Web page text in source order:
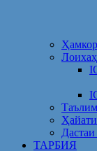
ТАРБИЯ